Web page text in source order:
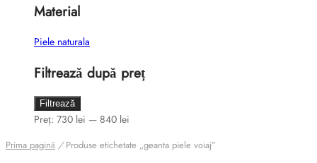
Material
Piele naturala
Filtrează după preț
Preț
minim
Preț
maxim
Filtrează
Preț: 730 lei — 840 lei
Prima pagină /Produse etichetate „geanta piele voiaj”